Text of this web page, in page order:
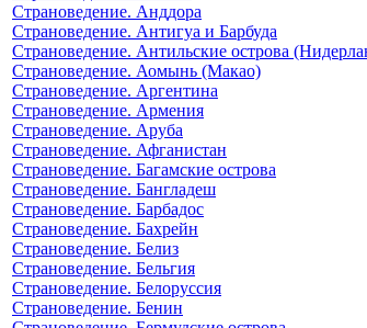
Страноведение. Анддора
Страноведение. Антигуа и Барбуда
Страноведение. Антильские острова
Страноведение. Аомынь (Макао)
Страноведение. Аргентина
Страноведение. Армения
Страноведение. Аруба
Страноведение. Афганистан
Страноведение. Багамские острова
Страноведение. Бангладеш
Страноведение. Барбадос
Страноведение. Бахрейн
Страноведение. Белиз
Страноведение. Бельгия
Страноведение. Белоруссия
Страноведение. Бенин